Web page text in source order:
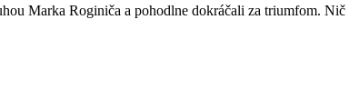
Marka Roginiča a pohodlne dokráčali za triumfom. Nič